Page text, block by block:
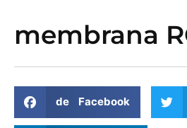
membrana
de Facebook